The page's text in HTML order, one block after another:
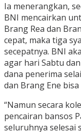
Ia menerangkan,
BNI mencairkan
Brang Rea dan
cepat, maka tiga
secepatnya. BNI
agar hari Sabtu
dana penerima
dan Brang Ene
“Namun secara
pencairan bansos
seluruhnya selesai